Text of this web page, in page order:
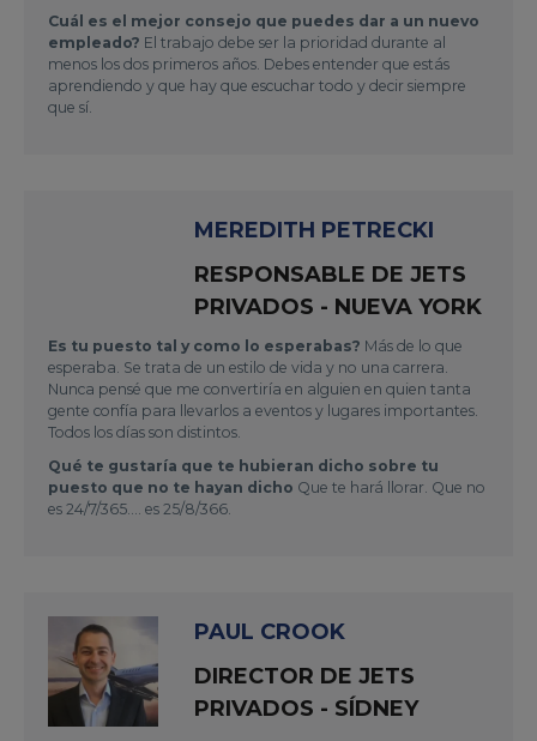
Cuál es el mejor consejo que puedes dar a un nuevo
empleado? El trabajo debe ser la prioridad durante al
menos los dos primeros años. Debes entender que estás
aprendiendo y que hay que escuchar todo y decir siempre
que sí.
MEREDITH PETRECKI
RESPONSABLE DE JETS
PRIVADOS - NUEVA YORK
Es tu puesto tal y como lo esperabas? Más de lo que
esperaba. Se trata de un estilo de vida y no una carrera.
Nunca pensé que me convertiría en alguien en quien tanta
gente confía para llevarlos a eventos y lugares importantes.
Todos los días son distintos.
Qué te gustaría que te hubieran dicho sobre tu
puesto que no te hayan dicho Que te hará llorar. Que no
es 24/7/365.... es 25/8/366.
PAUL CROOK
DIRECTOR DE JETS
PRIVADOS - SÍDNEY